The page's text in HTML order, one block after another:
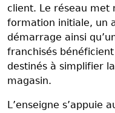
client. Le réseau met
formation initiale, un
démarrage ainsi
franchisés
destinés à simplifier
magasin.
L’enseigne s’appuie